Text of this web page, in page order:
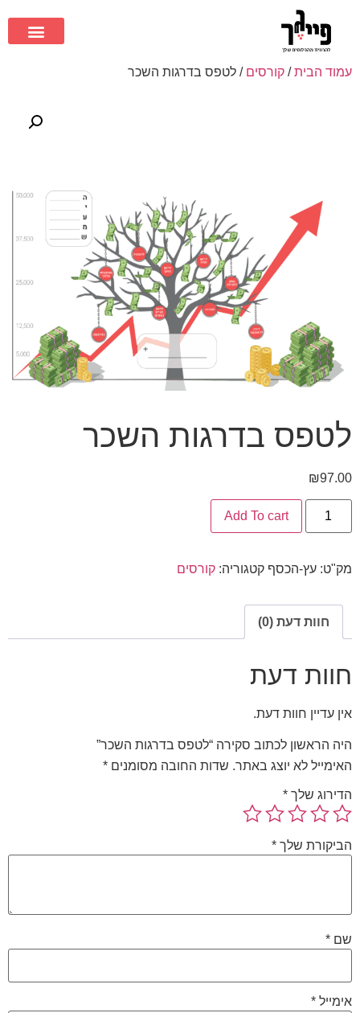
עמוד הבית/ קורסים / לטפס בדרגות השכר
לטפס בדרגות השכר
₪97.00
Add To cart
מק"ט: עץ-הכסף קטגוריה: קורסים
חוות דעת (0)
חוות דעת
אין עדיין חוות דעת.
היה הראשון לכתוב סקירה “לטפס בדרגות השכר”
האימייל לא יוצג באתר. שדות החובה מסומנים *
הדירוג שלך *
הביקורת שלך *
שם *
אימייל *